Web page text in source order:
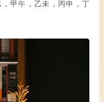
甲午，乙未，丙申，丁